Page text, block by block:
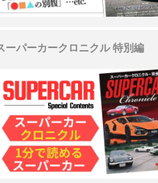
ーパーカークロニクル 特別編